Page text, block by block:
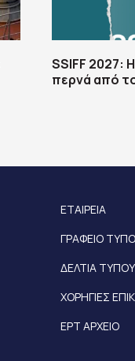
SSIFF 2027:
περνά από
ΕΤΑΙΡΕΙΑ
ΓΡΑΦΕΙΟ
ΔΕΛΤΙΑ ΤΥΠΟΥ
ΧΟΡΗΓΙΕΣ
ΕΡΤ ΑΡΧΕΙΟ